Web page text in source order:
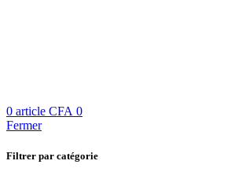
0 article CFA 0
Fermer
Filtrer par catégorie